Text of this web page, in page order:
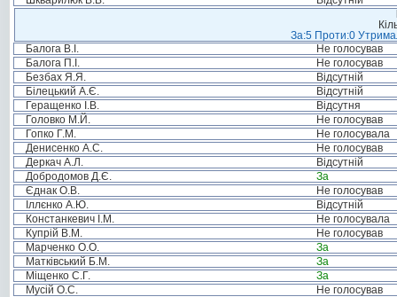
За:5 Проти:0
Балога В.І.
Не голосував
Балога П.І.
Не голосував
Безбах Я.Я.
Відсутній
Білецький А.Є.
Відсутній
Геращенко І.В.
Відсутня
Головко М.Й.
Не голосував
Гопко Г.М.
Не голосувала
Денисенко А.С.
Не голосував
Деркач А.Л.
Відсутній
Добродомов Д.Є.
За
Єднак О.В.
Не голосував
Іллєнко А.Ю.
Відсутній
Констанкевич І.М.
Не голосувала
Купрій В.М.
Не голосував
Марченко О.О.
За
Матківський Б.М.
За
Міщенко С.Г.
За
Мусій О.С.
Не голосував